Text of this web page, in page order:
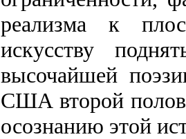
реализма к
искусству
высочайшей
США второй
осознанию этой